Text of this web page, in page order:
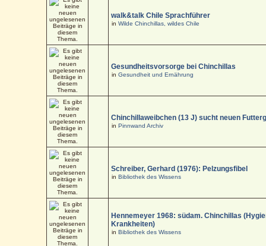
walk&talk Chile Sprachführer
inWilde Chinchillas, wildes Chile
Gesundheitsvorsorge bei Chinchillas
inGesundheit und Ernährung
Chinchillaweibchen (13 J) sucht neuen
inPinnwand Archiv
Schreiber, Gerhard (1976): Pelzungsfibel
inBibliothek des Wissens
Hennemeyer 1968: südam. Chinchillas
Krankheiten)
inBibliothek des Wissens